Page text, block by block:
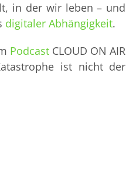
in der wir leben – und
digitaler Abhängigkeit.
PodcastCLOUD ON AIR
ist nicht der